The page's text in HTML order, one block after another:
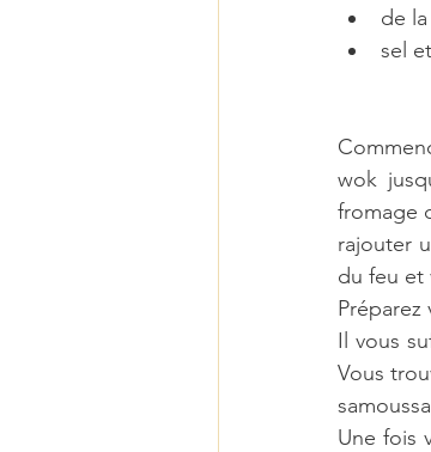
de
sel
wok
fromage
rajouter
du feu et
Préparez
Il vous
Vous
Une fois